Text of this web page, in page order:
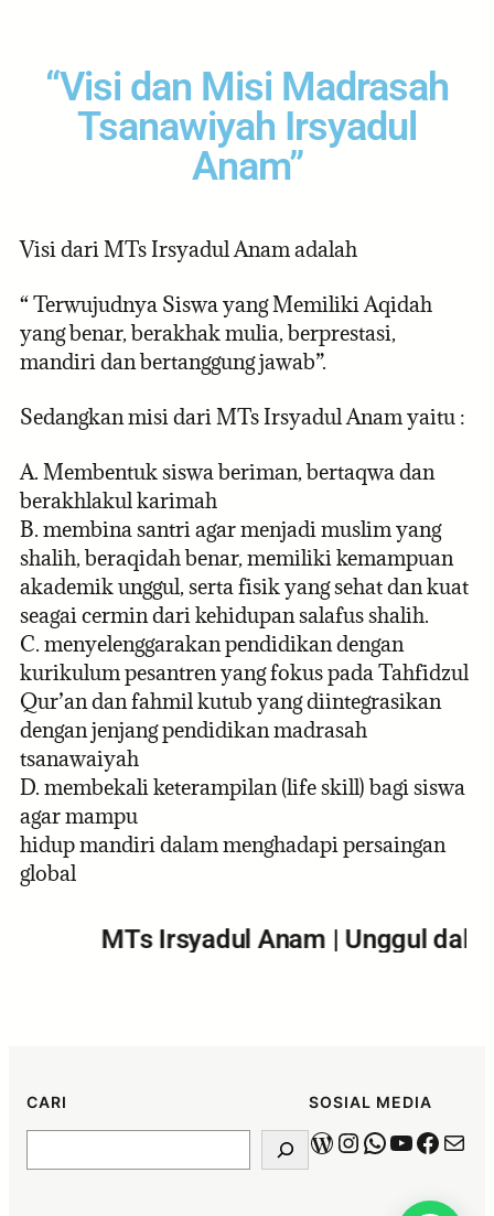
“Visi dan Misi Madrasah
Tsanawiyah Irsyadul
Anam”
Visi dari MTs Irsyadul Anam adalah
“ Terwujudnya Siswa yang Memiliki Aqidah
yang benar, berakhak mulia, berprestasi,
mandiri dan bertanggung jawab”.
Sedangkan misi dari MTs Irsyadul Anam yaitu :
A. Membentuk siswa beriman, bertaqwa dan
berakhlakul karimah
B. membina santri agar menjadi muslim yang
shalih, beraqidah benar, memiliki kemampuan
akademik unggul, serta fisik yang sehat dan kuat
seagai cermin dari kehidupan salafus shalih.
C. menyelenggarakan pendidikan dengan
kurikulum pesantren yang fokus pada Tahfidzul
Qur’an dan fahmil kutub yang diintegrasikan
dengan jenjang pendidikan madrasah
tsanawaiyah
D. membekali keterampilan (life skill) bagi siswa
agar mampu
hidup mandiri dalam menghadapi persaingan
global
MTs Irsyadul Anam | Unggul
CARI SOSIAL MEDIA